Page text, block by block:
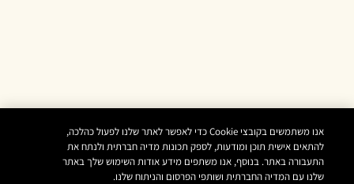
אנו משתמשים בקובצי Cookie כדי לאפשר לאתר שלנו לפעול כהלכה,
להתאים אישית תוכן ומודעות, לספק תכונות מדיה חברתית ולנתח את
התעבורה באתר. בנוסף, אנו משתפים מידע אודות השימוש שלך באתר
שלנו עם המדיה החברתית ושותפי הפרסום והניתוח שלנו.